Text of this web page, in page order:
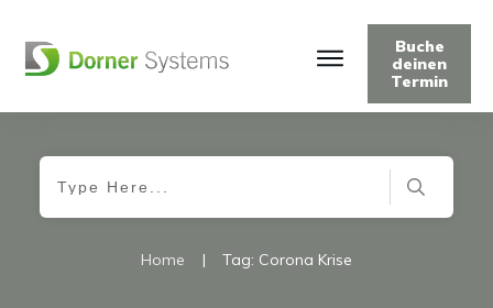
Buche
deinen
Termin
Home | Tag: Corona Krise